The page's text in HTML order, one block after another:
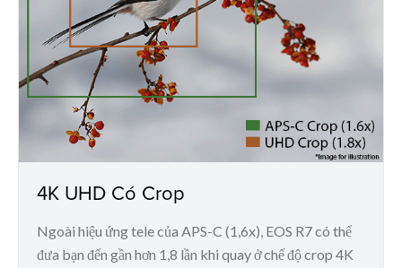
4K UHD Có Crop
Ngoài hiệu ứng tele của APS-C (1,6x), EOS R7 có thể
đưa bạn đến gần hơn 1,8 lần khi quay ở chế độ crop 4K